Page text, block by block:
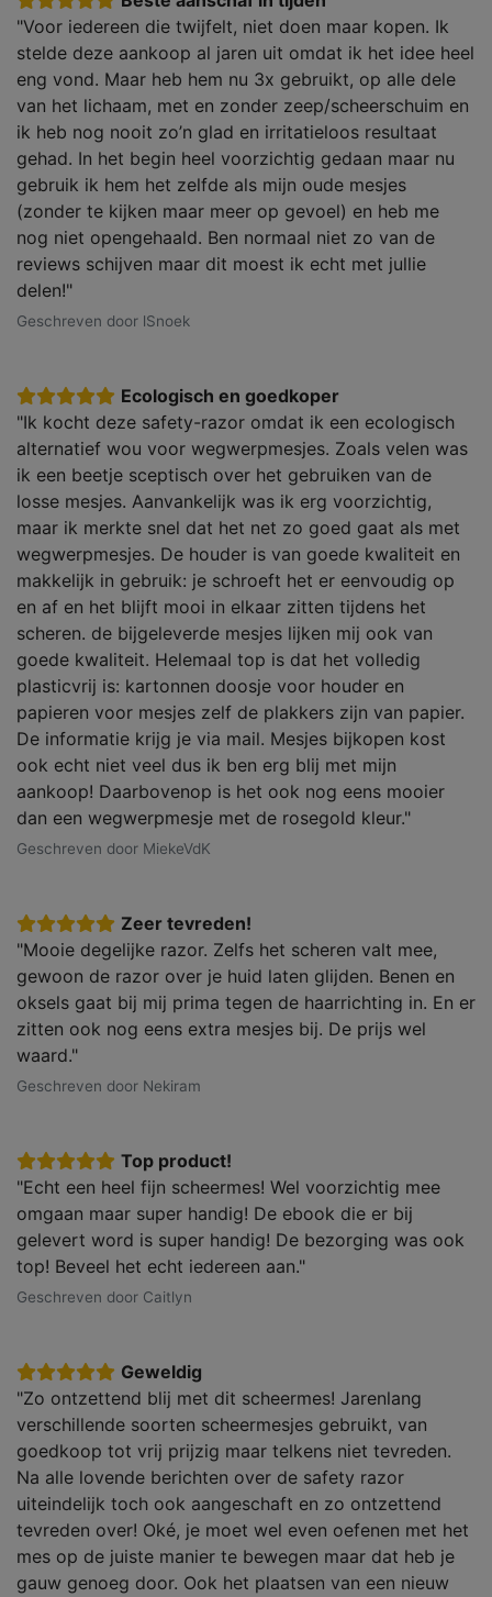
"Voor iedereen die twijfelt, niet doen maar kopen. Ik
stelde deze aankoop al jaren uit omdat ik het idee heel
eng vond. Maar heb hem nu 3x gebruikt, op alle dele
van het lichaam, met en zonder zeep/scheerschuim en
ik heb nog nooit zo’n glad en irritatieloos resultaat
gehad. In het begin heel voorzichtig gedaan maar nu
gebruik ik hem het zelfde als mijn oude mesjes
(zonder te kijken maar meer op gevoel) en heb me
nog niet opengehaald. Ben normaal niet zo van de
reviews schijven maar dit moest ik echt met jullie
delen!"
Geschreven door lSnoek
Ecologisch en goedkoper
"Ik kocht deze safety-razor omdat ik een ecologisch
alternatief wou voor wegwerpmesjes. Zoals velen was
ik een beetje sceptisch over het gebruiken van de
losse mesjes. Aanvankelijk was ik erg voorzichtig,
maar ik merkte snel dat het net zo goed gaat als met
wegwerpmesjes. De houder is van goede kwaliteit en
makkelijk in gebruik: je schroeft het er eenvoudig op
en af en het blijft mooi in elkaar zitten tijdens het
scheren. de bijgeleverde mesjes lijken mij ook van
goede kwaliteit. Helemaal top is dat het volledig
plasticvrij is: kartonnen doosje voor houder en
papieren voor mesjes zelf de plakkers zijn van papier.
De informatie krijg je via mail. Mesjes bijkopen kost
ook echt niet veel dus ik ben erg blij met mijn
aankoop! Daarbovenop is het ook nog eens mooier
dan een wegwerpmesje met de rosegold kleur."
Geschreven door MiekeVdK
Zeer tevreden!
"Mooie degelijke razor. Zelfs het scheren valt mee,
gewoon de razor over je huid laten glijden. Benen en
oksels gaat bij mij prima tegen de haarrichting in. En er
zitten ook nog eens extra mesjes bij. De prijs wel
waard."
Geschreven door Nekiram
Top product!
"Echt een heel fijn scheermes! Wel voorzichtig mee
omgaan maar super handig! De ebook die er bij
gelevert word is super handig! De bezorging was ook
top! Beveel het echt iedereen aan."
Geschreven door Caitlyn
Geweldig
"Zo ontzettend blij met dit scheermes! Jarenlang
verschillende soorten scheermesjes gebruikt, van
goedkoop tot vrij prijzig maar telkens niet tevreden.
Na alle lovende berichten over de safety razor
uiteindelijk toch ook aangeschaft en zo ontzettend
tevreden over! Oké, je moet wel even oefenen met het
mes op de juiste manier te bewegen maar dat heb je
gauw genoeg door. Ook het plaatsen van een nieuw